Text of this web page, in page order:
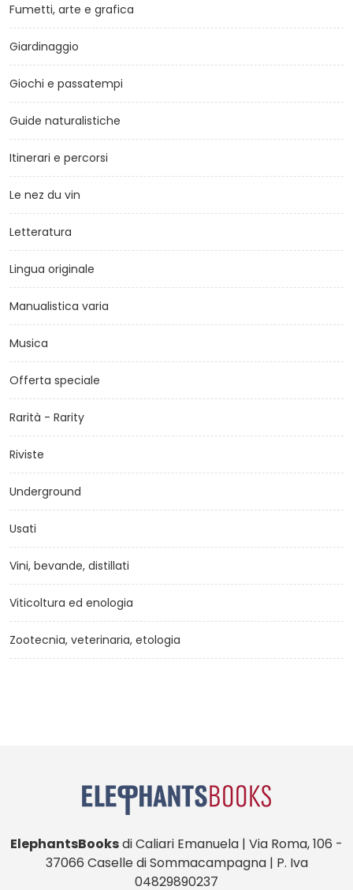
Fumetti, arte e grafica
Giardinaggio
Giochi e passatempi
Guide naturalistiche
Itinerari e percorsi
Le nez du vin
Letteratura
Lingua originale
Manualistica varia
Musica
Offerta speciale
Rarità - Rarity
Riviste
Underground
Usati
Vini, bevande, distillati
Viticoltura ed enologia
Zootecnia, veterinaria, etologia
ElephantsBooksdi Caliari Emanuela | Via Roma, 106 -
37066 Caselle di Sommacampagna | P. Iva
04829890237